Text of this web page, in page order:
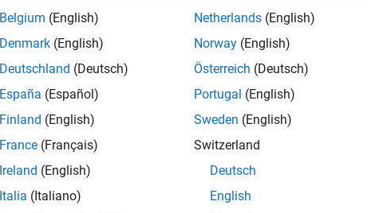
Belgium (English)
Denmark (English)
Deutschland (Deutsch)
España (Español)
Finland (English)
France (Français)
Ireland (English)
Italia (Italiano)
Netherlands (English)
Norway (English)
Österreich (Deutsch)
Portugal (English)
Sweden (English)
Switzerland
Deutsch
English